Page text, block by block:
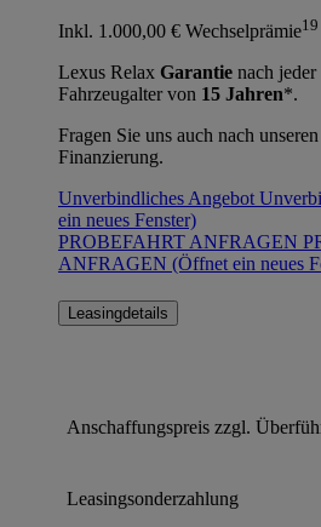
Inkl. 1.000,00 € Wechselprämie19
Lexus Relax Garantie nach
Fahrzeugalter von 15 Jahren*.
Fragen Sie uns auch nach
Finanzierung.
Unverbindliches Angebot
ein neues Fenster)
PROBEFAHRT ANFRAGEN
ANFRAGEN (Öffnet ein neues
Leasingdetails
Anschaffungspreis zzgl.
Leasingsonderzahlung